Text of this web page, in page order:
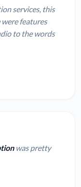
services, this
were features
to the words
was pretty